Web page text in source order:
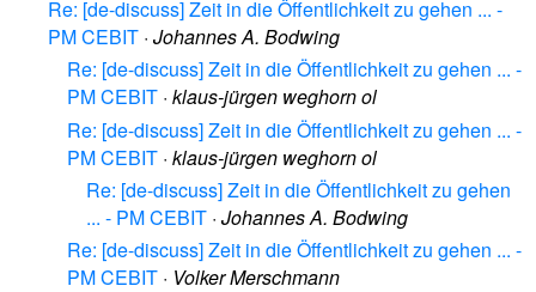
Re: [de-discuss] Zeit in die Öffentlichkeit zu gehen ... -
PM CEBIT · Johannes A. Bodwing
Re: [de-discuss] Zeit in die Öffentlichkeit zu gehen ... -
PM CEBIT · klaus-jürgen weghorn ol
Re: [de-discuss] Zeit in die Öffentlichkeit zu gehen ... -
PM CEBIT · klaus-jürgen weghorn ol
Re: [de-discuss] Zeit in die Öffentlichkeit zu gehen
... - PM CEBIT · Johannes A. Bodwing
Re: [de-discuss] Zeit in die Öffentlichkeit zu gehen ... -
PM CEBIT · Volker Merschmann